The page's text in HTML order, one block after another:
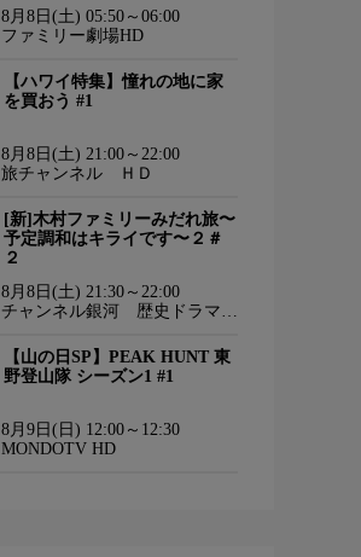
8月8日(土) 05:50～06:00
ファミリー劇場HD
【ハワイ特集】憧れの地に家
を買おう #1
8月8日(土) 21:00～22:00
旅チャンネル ＨＤ
[新]木村ファミリーみだれ旅〜
予定調和はキライです〜２＃
２
8月8日(土) 21:30～22:00
チャンネル銀河 歴史ドラマ・
【山の日SP】PEAK HUNT 東
野登山隊 シーズン1 #1
8月9日(日) 12:00～12:30
MONDOTV HD